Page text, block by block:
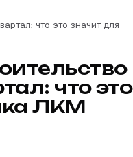
что это значит для
что это
ЛКМ